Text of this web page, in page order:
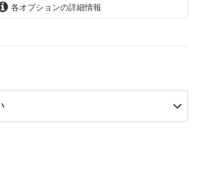
各オプションの詳細情報